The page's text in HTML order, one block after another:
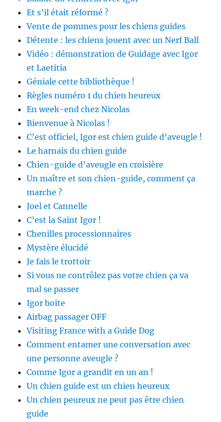
Et s’il était réformé ?
Vente de pommes pour les chiens guides
Détente : les chiens jouent avec un Nerf Ball
Vidéo : démonstration de Guidage avec Igor
et Laetitia
Géniale cette bibliothèque !
Règles numéro 1 du chien heureux
En week-end chez Nicolas
Bienvenue à Nicolas !
C’est officiel, Igor est chien guide d’aveugle !
Le harnais du chien guide
Chien-guide d’aveugle en croisière
Un maître et son chien-guide, comment ça
marche ?
Joel et Cannelle
C’est la Saint Igor !
Chenilles processionnaires
Mystère élucidé
Je fais le trottoir
Si vous ne contrôlez pas votre chien ça va
mal se passer
Igor boite
Airbag passager OFF
Visiting France with a Guide Dog
Comment entamer une conversation avec
une personne aveugle ?
Comme Igor a grandit en un an !
Un chien guide est un chien heureux
Un chien peureux ne peut pas être chien
guide